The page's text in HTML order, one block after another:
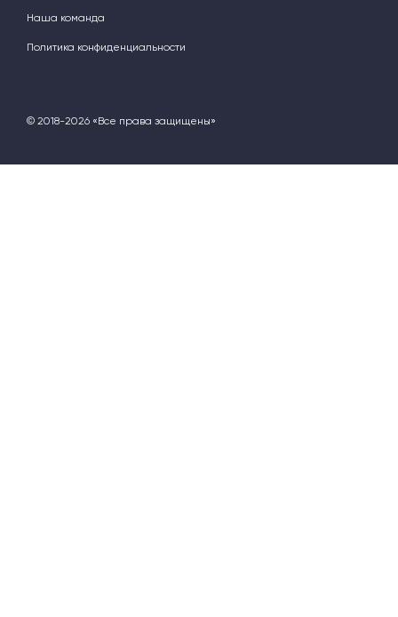
Наша команда
Политика конфиденциальности
© 2018-2026 «Все права защищены»